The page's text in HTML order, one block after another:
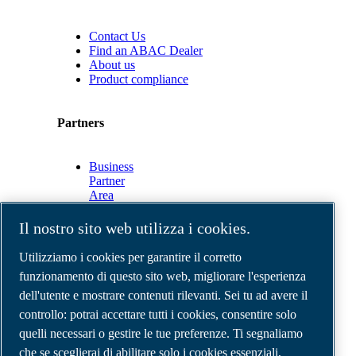
Contact Us
Find an ABAC Dealer
About us
Product compliance
Partners
Business
Partner
Area
Connect
2.0
Business
ABAC
Media
Gallery
©2026 Compressori d'aria ABAC
Note legali e privacy
Il nostro sito web utilizza i cookies.
Utilizziamo i cookies per garantire il corretto
funzionamento di questo sito web, migliorare l'esperienza
dell'utente e mostrare contenuti rilevanti. Sei tu ad avere il
controllo: potrai accettare tutti i cookies, consentire solo
quelli necessari o gestire le tue preferenze. Ti segnaliamo
che se sceglierai di abilitare solo i cookies essenziali,